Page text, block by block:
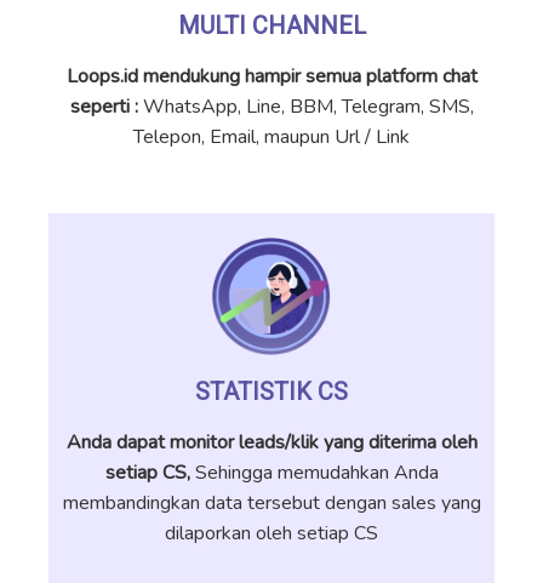
MULTI CHANNEL
Loops.id mendukung hampir semua platform chat
seperti :WhatsApp, Line, BBM, Telegram, SMS,
Telepon, Email, maupun Url / Link
STATISTIK CS
Anda dapat monitor leads/klik yang diterima oleh
setiap CS,Sehingga memudahkan Anda
membandingkan data tersebut dengan sales yang
dilaporkan oleh setiap CS